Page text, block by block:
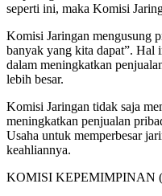
seperti ini, maka Komisi
Komisi Jaringan mengusung
banyak yang kita dapat”. Hal
dalam meningkatkan
lebih besar.
Komisi Jaringan tidak saja
meningkatkan penjualan
Usaha untuk memperbesar
keahliannya.
KOMISI KEPEMIMPINAN